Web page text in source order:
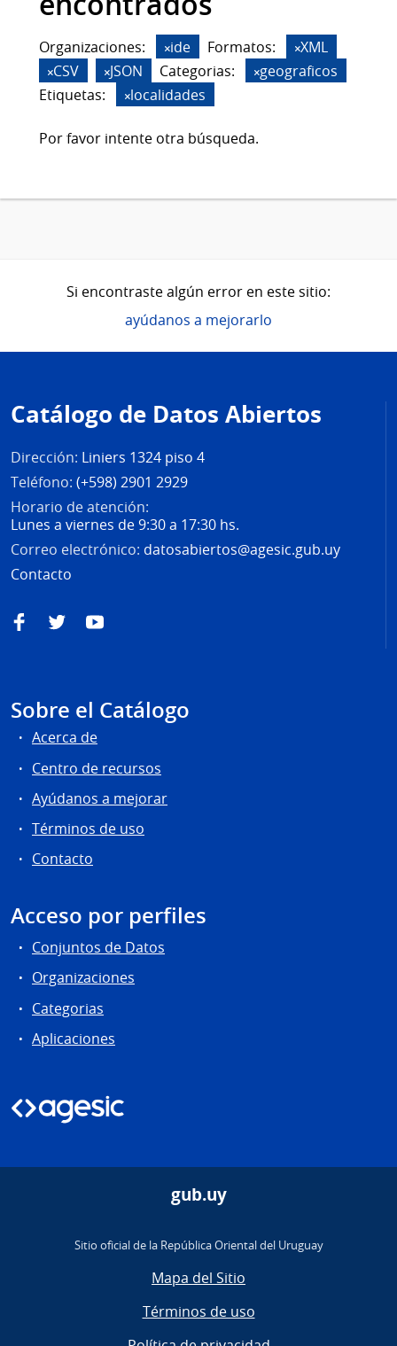
Organizaciones: ide Formatos:
XML
CSV
JSON Categorias:
geograficos
Etiquetas:
localidades
Por favor intente otra búsqueda.
Si encontraste algún error en este sitio:
ayúdanos a mejorarlo
de
página
Catálogo de Datos Abiertos
Dirección: Liniers 1324 piso 4
Teléfono: (+598) 2901 2929
Horario de atención:
Lunes a viernes de 9:30 a 17:30 hs.
Correo electrónico: datosabiertos@agesic.gub.uy
Contacto
FacebookTwitterYouTube
Sobre el Catálogo
Acerca de
Centro de recursos
Ayúdanos a mejorar
Términos de uso
Contacto
Acceso por perfiles
Conjuntos de Datos
Organizaciones
Categorias
Aplicaciones
gub.uy
Sitio oficial de la República Oriental del Uruguay
Mapa del Sitio
Términos de uso